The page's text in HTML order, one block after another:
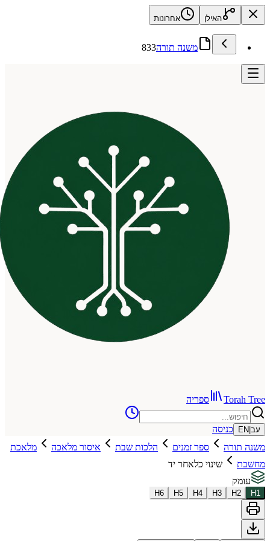
האילן אחרונות
משנה תורה833
ספריה
כניסה
ספר זמנים הלכות שבת איסור מלאכה
מלאכת
שינוי כלאחר יד
H3
H4
H5
H6